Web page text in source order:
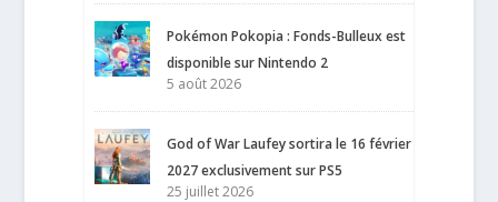
Pokémon Pokopia : Fonds-Bulleux est
disponible sur Nintendo 2
5 août 2026
God of War Laufey sortira le 16 février
2027 exclusivement sur PS5
25 juillet 2026